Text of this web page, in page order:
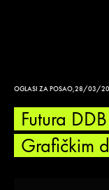
OGLASI ZA POSAO,28/03/
Futura
Grafičkim